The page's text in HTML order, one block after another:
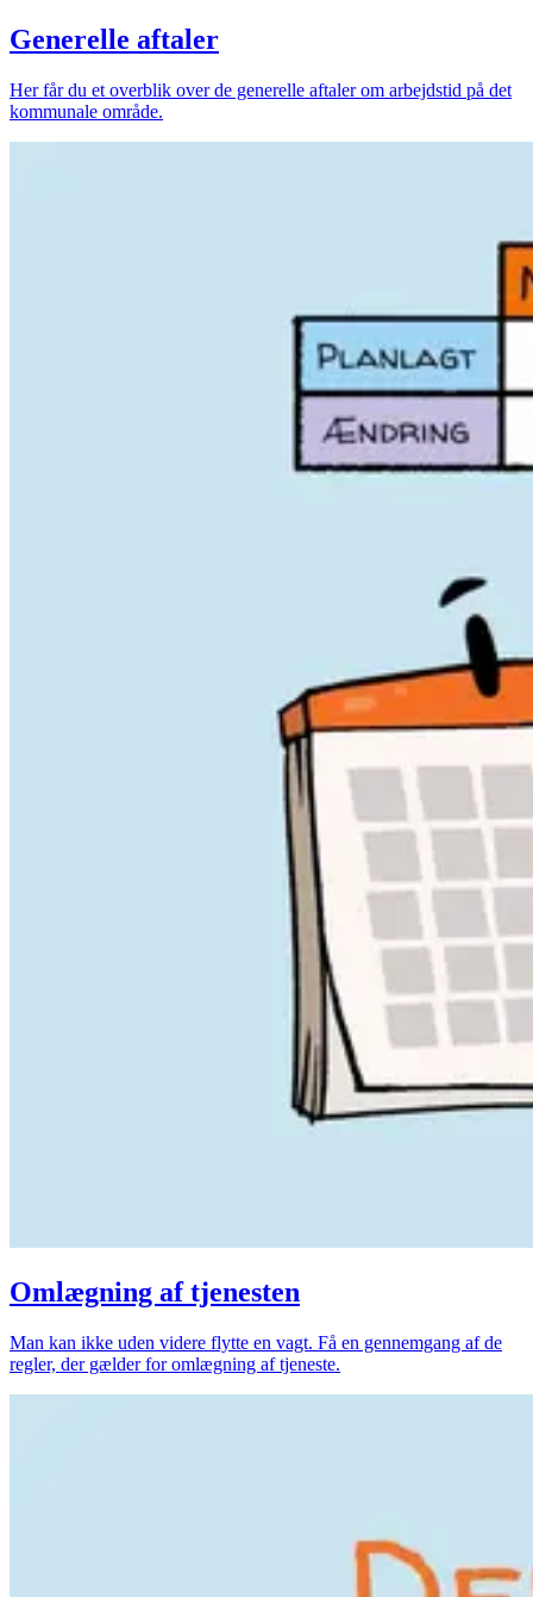
Generelle aftaler
Her får du et overblik over de generelle aftaler om arbejdstid på det
kommunale område.
Omlægning af tjenesten
Man kan ikke uden videre flytte en vagt. Få en gennemgang af de
regler, der gælder for omlægning af tjeneste.